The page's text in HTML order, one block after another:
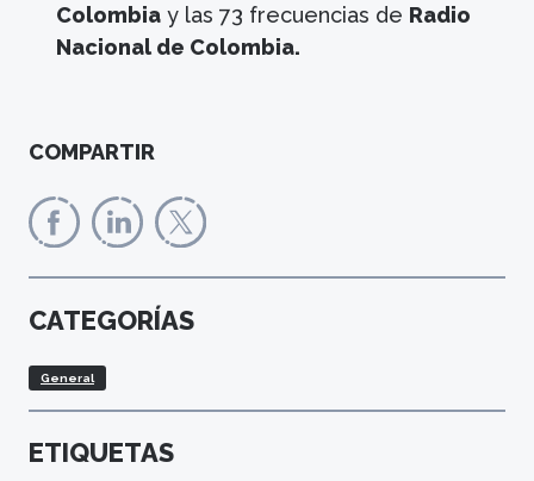
Colombia y las 73 frecuencias de Radio
Nacional de Colombia.
COMPARTIR
CATEGORÍAS
General
ETIQUETAS